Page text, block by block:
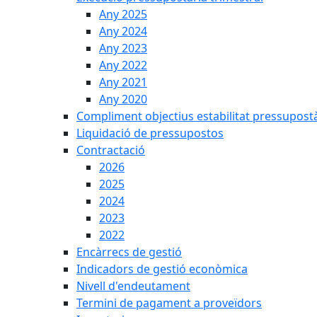
Any 2025
Any 2024
Any 2023
Any 2022
Any 2021
Any 2020
Compliment objectius estabilitat
Liquidació de pressupostos
Contractació
2026
2025
2024
2023
2022
Encàrrecs de gestió
Indicadors de gestió econòmica
Nivell d'endeutament
Termini de pagament a proveïdors